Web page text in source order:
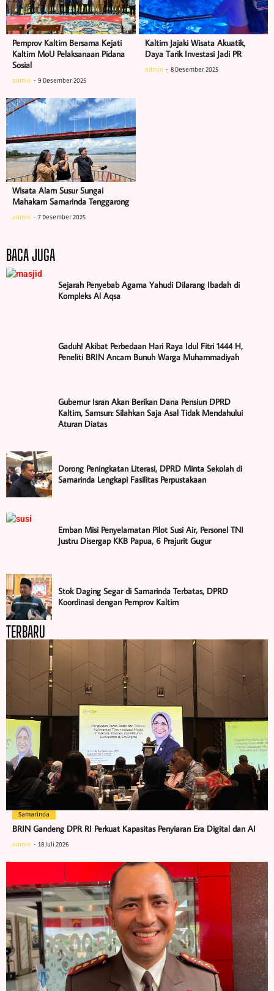
Pemprov Kaltim Bersama Kejati
Kaltim MoU Pelaksanaan Pidana
Sosial
admin 9 Desember 2025
Kaltim Jajaki Wisata Akuatik,
Daya Tarik Investasi Jadi PR
admin 8 Desember 2025
Wisata Alam Susur Sungai
Mahakam Samarinda Tenggarong
admin 7 Desember 2025
BACA JUGA
Sejarah Penyebab Agama Yahudi Dilarang Ibadah di
Kompleks Al Aqsa
Gaduh! Akibat Perbedaan Hari Raya Idul Fitri 1444 H,
Peneliti BRIN Ancam Bunuh Warga Muhammadiyah
Gubernur Isran Akan Berikan Dana Pensiun DPRD
Kaltim, Samsun: Silahkan Saja Asal Tidak Mendahului
Aturan Diatas
Dorong Peningkatan Literasi, DPRD Minta Sekolah di
Samarinda Lengkapi Fasilitas Perpustakaan
Emban Misi Penyelamatan Pilot Susi Air, Personel TNI
Justru Disergap KKB Papua, 6 Prajurit Gugur
Stok Daging Segar di Samarinda Terbatas, DPRD
Koordinasi dengan Pemprov Kaltim
TERBARU
Samarinda
BRIN Gandeng DPR RI Perkuat Kapasitas Penyiaran Era Digital dan AI
admin 18 Juli 2026